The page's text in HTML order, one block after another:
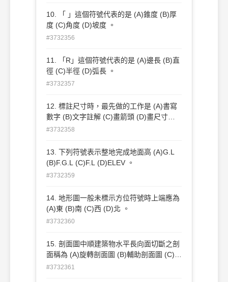
10. 「 」這個符號代表的是 (A)錐度 (B)厚
度 (C)角度 (D)坡度 。
#3732356
11. 「R」這個符號代表的是 (A)邊長 (B)直
徑 (C)半徑 (D)弧長 。
#3732357
12. 標註尺寸時，最先做的工作是 (A)書寫
數字 (B)文字註解 (C)畫箭頭 (D)畫尺寸界
線 。
#3732358
13. 下列符號表示整地完成地面高 (A)G.L
(B)F.G.L (C)F.L (D)ELEV 。
#3732359
14. 地形圖一般未標示方位符號時上端應為
(A)東 (B)南 (C)西 (D)北 。
#3732360
15. 剖面圖中順建築物水平長向面切斷之剖
面稱為 (A)旋轉剖面圖 (B)輔助剖面圖 (C)展
開剖面圖 (D)橫剖面圖 。
#3732361